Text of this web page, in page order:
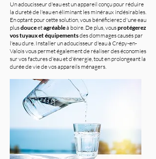
Un adoucisseur d'eau est un appareil conçu pour réduire
la dureté de l'eau en éliminant les minéraux indésirables.
En optant pour cette solution, vous bénéficierez d'une eau
plusdouceetagréableà boire. De plus, vousprotégerez
vos tuyaux et équipementsdes dommages causés par
l'eau dure. Installer un adoucisseur d'eau à Crépy-en-
Valois vous permet également de réaliser des économies
sur vos factures d'eau et d'énergie, tout en prolongeant la
durée de vie de vos appareils ménagers.